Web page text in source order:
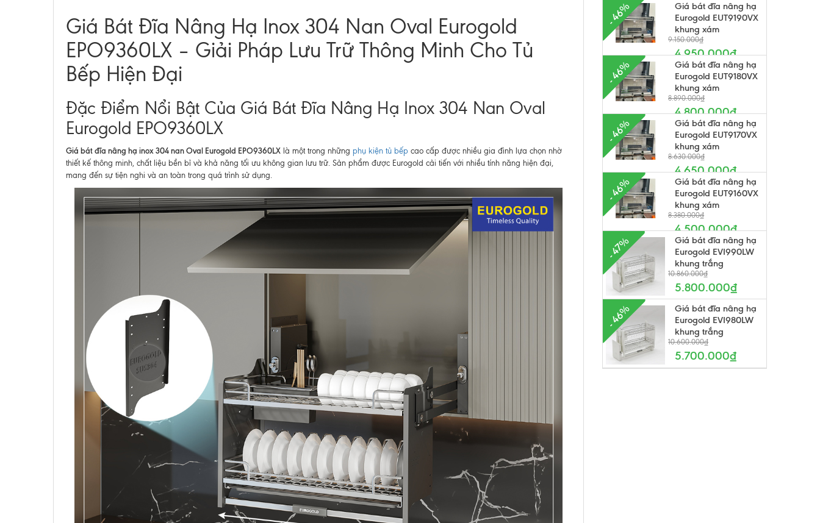
Giá Bát Đĩa Nâng Hạ Inox 304 Nan Oval Eurogold
EPO9360LX – Giải Pháp Lưu Trữ Thông Minh Cho Tủ
Bếp Hiện Đại
Đặc Điểm Nổi Bật Của Giá Bát Đĩa Nâng Hạ Inox 304 Nan Oval
Eurogold EPO9360LX
Giá bát đĩa nâng hạ inox 304 nan Oval Eurogold EPO9360LX là một trong những phụ kiện tủ bếp cao cấp được nhiều gia đình lựa chọn nhờ
thiết kế thông minh, chất liệu bền bỉ và khả năng tối ưu không gian lưu trữ. Sản phẩm được Eurogold cải tiến với nhiều tính năng hiện đại,
mang đến sự tiện nghi và an toàn trong quá trình sử dụng.
- 46%
Giá bát đĩa nâng hạ
Eurogold EUT9190VX
khung xám
9.150.000₫
4.950.000₫
- 46%
Giá bát đĩa nâng hạ
Eurogold EUT9180VX
khung xám
8.890.000₫
4.800.000₫
- 46%
Giá bát đĩa nâng hạ
Eurogold EUT9170VX
khung xám
8.630.000₫
4.650.000₫
- 46%
Giá bát đĩa nâng hạ
Eurogold EUT9160VX
khung xám
8.380.000₫
4.500.000₫
- 47%
Giá bát đĩa nâng hạ
Eurogold EVI990LW
khung trắng
10.860.000₫
5.800.000₫
- 46%
Giá bát đĩa nâng hạ
Eurogold EVI980LW
khung trắng
10.600.000₫
5.700.000₫